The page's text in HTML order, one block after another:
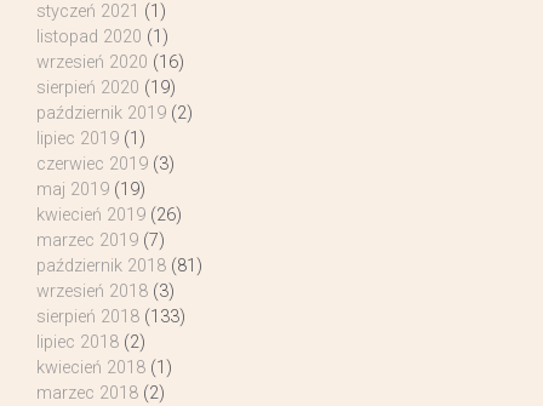
styczeń 2021 (1)
listopad 2020 (1)
wrzesień 2020 (16)
sierpień 2020 (19)
październik 2019 (2)
lipiec 2019 (1)
czerwiec 2019 (3)
maj 2019 (19)
kwiecień 2019 (26)
marzec 2019 (7)
październik 2018 (81)
wrzesień 2018 (3)
sierpień 2018 (133)
lipiec 2018 (2)
kwiecień 2018 (1)
marzec 2018 (2)